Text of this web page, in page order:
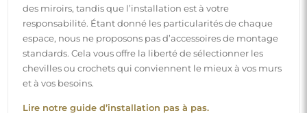
des miroirs, tandis que l’installation est à votre
responsabilité. Étant donné les particularités de chaque
espace, nous ne proposons pas d’accessoires de montage
standards. Cela vous offre la liberté de sélectionner les
chevilles ou crochets qui conviennent le mieux à vos murs
et à vos besoins.
Lire notre guide d’installation pas à pas.